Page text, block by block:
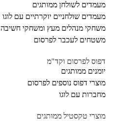
מעמדים לשולחן ממותגים
מעמדים שולחניים יוקרתיים עם לוגו
משחקי מנהלים מעץ ומשחקי חשיבה
משטחים לעכבר לפרסום
דפוס לפרסום וקד"מ
יומנים ממותגים
מוצרי דפוס נוספים לפרסום
מחברות עם לוגו
מוצרי טקסטיל ממותגים